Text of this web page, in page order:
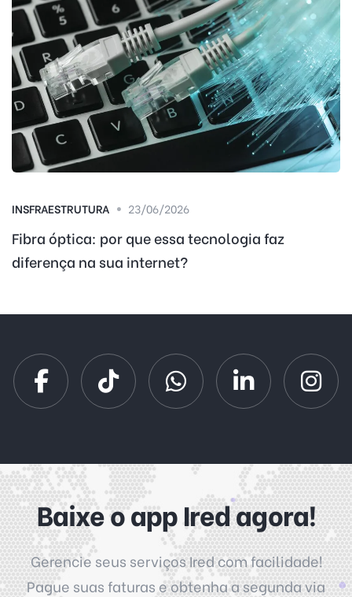
INSFRAESTRUTURA 23/06/2026
Fibra óptica: por que essa tecnologia faz
diferença na sua internet?
Baixe o app Ired agora!
Gerencie seus serviços Ired com facilidade!
Pague suas faturas e obtenha a segunda via